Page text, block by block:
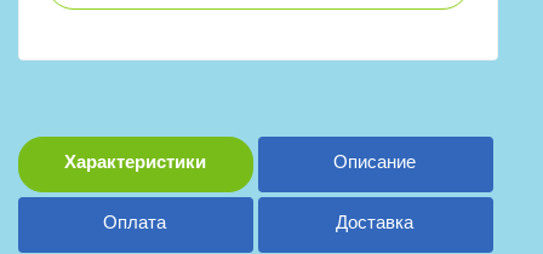
Характеристики Описание
Оплата Доставка